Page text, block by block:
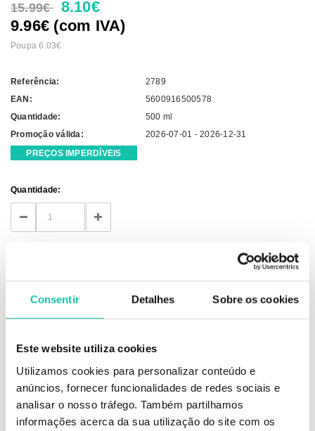
Consentir Detalhes Sobre os cookies
Este website utiliza cookies
Utilizamos cookies para personalizar conteúdo e
anúncios, fornecer funcionalidades de redes sociais e
analisar o nosso tráfego. Também partilhamos
informações acerca da sua utilização do site com os
15.99€ 8.10€
9.96€ (com IVA)
Poupa 6.03€
Referência:
2789
EAN:
5600916500578
Quantidade:
500 ml
Promoção válida:
2026-07-01 - 2026-12-31
PREÇOS IMPERDÍVEIS
Current
Stock:
Quantidade:
DECREASE
QUANTITY:
INCREASE
QUANTITY:
DESCRIÇÃO
A laca profissional garante um acabamento perfeito, não deixa o cabelo
seco, protege-o da humidade e proporciona leveza ao penteado.